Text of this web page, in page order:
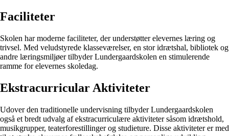
Faciliteter
Skolen har moderne faciliteter, der understøtter elevernes læring og
trivsel. Med veludstyrede klasseværelser, en stor idrætshal, bibliotek og
andre læringsmiljøer tilbyder Lundergaardskolen en stimulerende
ramme for elevernes skoledag.
Ekstracurricular Aktiviteter
Udover den traditionelle undervisning tilbyder Lundergaardskolen
også et bredt udvalg af ekstracurriculære aktiviteter såsom idrætshold,
musikgrupper, teaterforestillinger og studieture. Disse aktiviteter er med